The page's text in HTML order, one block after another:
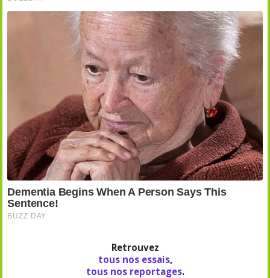
Retrouvez
tous nos essais,
tous nos reportages.